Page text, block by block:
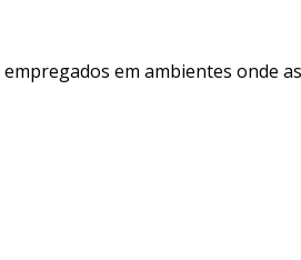
em ambientes onde